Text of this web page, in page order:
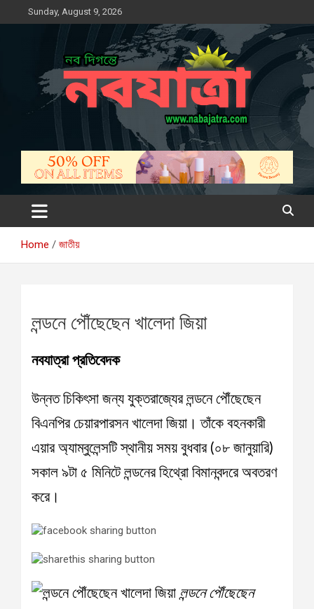
to
Sunday, August 9, 2026
নবযাত্রা
সম্ভাবনার নতুন দিগন্ত
Home জাতীয়
লন্ডনে পৌঁছেছেন খালেদা জিয়া
নবযাত্রা প্রতিবেদক
উন্নত চিকিৎসা জন্য যুক্তরাজ্যের লন্ডনে পৌঁছেছেন
বিএনপির চেয়ারপারসন খালেদা জিয়া। তাঁকে বহনকারী
এয়ার অ্যাম্বুলেন্সটি স্থানীয় সময় বুধবার (০৮ জানুয়ারি)
সকাল ৯টা ৫ মিনিটে লন্ডনের হিথ্রো বিমানবন্দরে অবতরণ
করে।
লন্ডনে পৌঁছেছেন